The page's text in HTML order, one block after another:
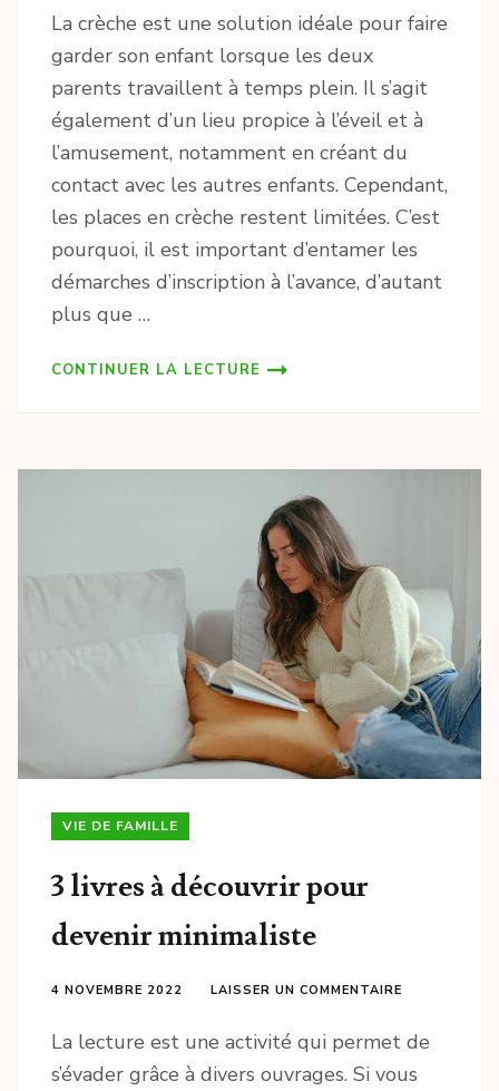
La crèche est une solution idéale pour faire
garder son enfant lorsque les deux
parents travaillent à temps plein. Il s’agit
également d’un lieu propice à l’éveil et à
l’amusement, notamment en créant du
contact avec les autres enfants. Cependant,
les places en crèche restent limitées. C’est
pourquoi, il est important d’entamer les
démarches d’inscription à l’avance, d’autant
plus que …
CONTINUER LA LECTURE
VIE DE FAMILLE
3 livres à découvrir pour
devenir minimaliste
4 NOVEMBRE 2022 LAISSER UN COMMENTAIRE
La lecture est une activité qui permet de
s’évader grâce à divers ouvrages. Si vous